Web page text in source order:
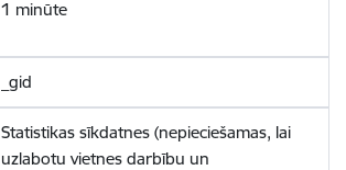
1 minūte
_gid
Statistikas sīkdatnes (nepieciešamas, lai
uzlabotu vietnes darbību un